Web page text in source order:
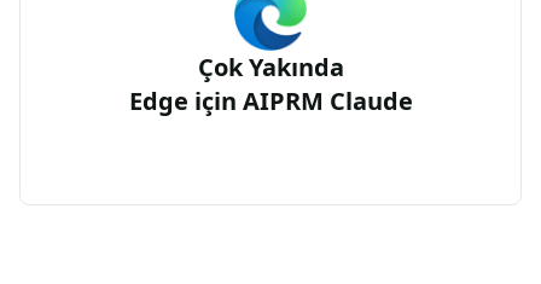
Çok Yakında
Edge için AIPRM Claude